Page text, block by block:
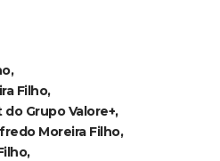
Filho
Grupo Valore+
Moreira Filho